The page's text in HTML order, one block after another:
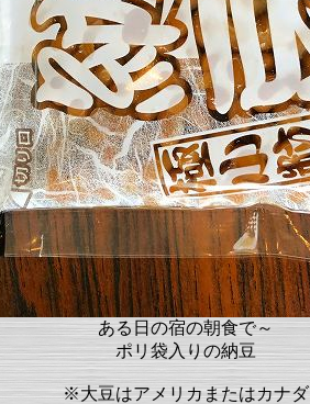
ある日の宿の朝食で～
ポリ袋入りの納豆
※大豆はアメリカまたはカナダ